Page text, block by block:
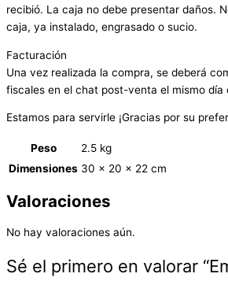
recibió. La caja no debe presentar daños.
caja, ya instalado, engrasado o sucio.
Facturación
Una vez realizada la compra, se deberá
fiscales en el chat post-venta el mismo día
Estamos para servirle ¡Gracias por su
Peso
2.5 kg
Dimensiones 30 × 20 × 22 cm
Valoraciones
No hay valoraciones aún.
Sé el primero en valorar